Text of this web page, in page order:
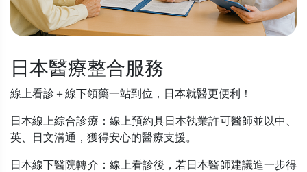
日本醫療整合服務
線上看診＋線下領藥一站到位，日本就醫更便利！
日本線上綜合診療：線上預約具日本執業許可醫師並以中、
英、日文溝通，獲得安心的醫療支援。
日本線下醫院轉介：線上看診後，若日本醫師建議進一步得